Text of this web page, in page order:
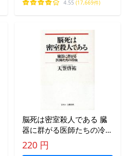
4.55 (17,669件)
脳死は密室殺人である 臓
器に群がる医師たちの冷
血/天笠啓祐【著】
220 円